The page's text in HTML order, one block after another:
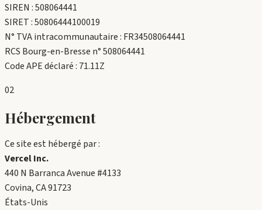
SIREN :508064441
SIRET :50806444100019
N° TVA intracommunautaire : FR34508064441
RCS Bourg-en-Bresse n°508064441
Code APE déclaré : 71.11Z
02
Hébergement
Ce site est hébergé par :
Vercel Inc.
440 N Barranca Avenue #4133
Covina, CA 91723
États-Unis